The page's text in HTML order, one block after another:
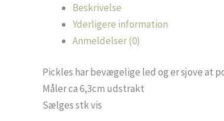
Beskrivelse
Yderligere information
Anmeldelser (0)
Pickles har bevægelige led og er sjove at
Måler ca 6,3cm udstrakt
Sælges stk vis